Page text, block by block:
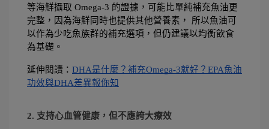
等海鮮攝取 Omega-3 的證據，可能比單純補充魚油更
完整，因為海鮮同時也提供其他營養素， 所以魚油可
以作為少吃魚族群的補充選項，但仍建議以均衡飲食
為基礎。
延伸閱讀： DHA是什麼？補充Omega-3就好？EPA魚油
功效與DHA差異報你知
2. 支持心血管健康，但不應誇大療效